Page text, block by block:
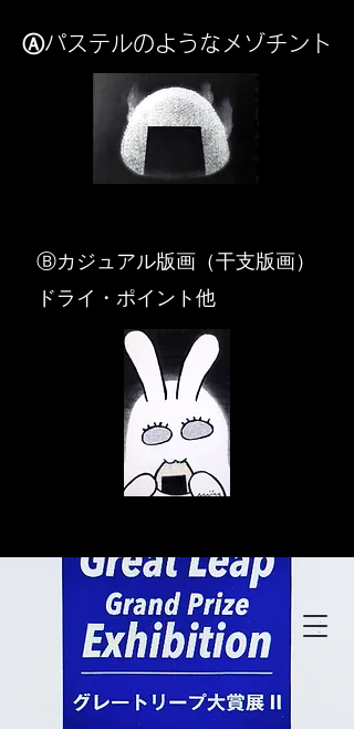
Ⓐパステルのようなメゾチント
​Ⓑカジュアル版画（干支版画）
ドライ・ポイント他
© Copyright